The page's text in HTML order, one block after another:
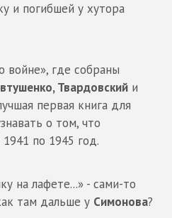
и погибшей у хутора
войне», где собраны
Твардовский и
первая книга для
о том, что
по 1945 год.
на лафете...» - сами-то
там дальше у Симонова?